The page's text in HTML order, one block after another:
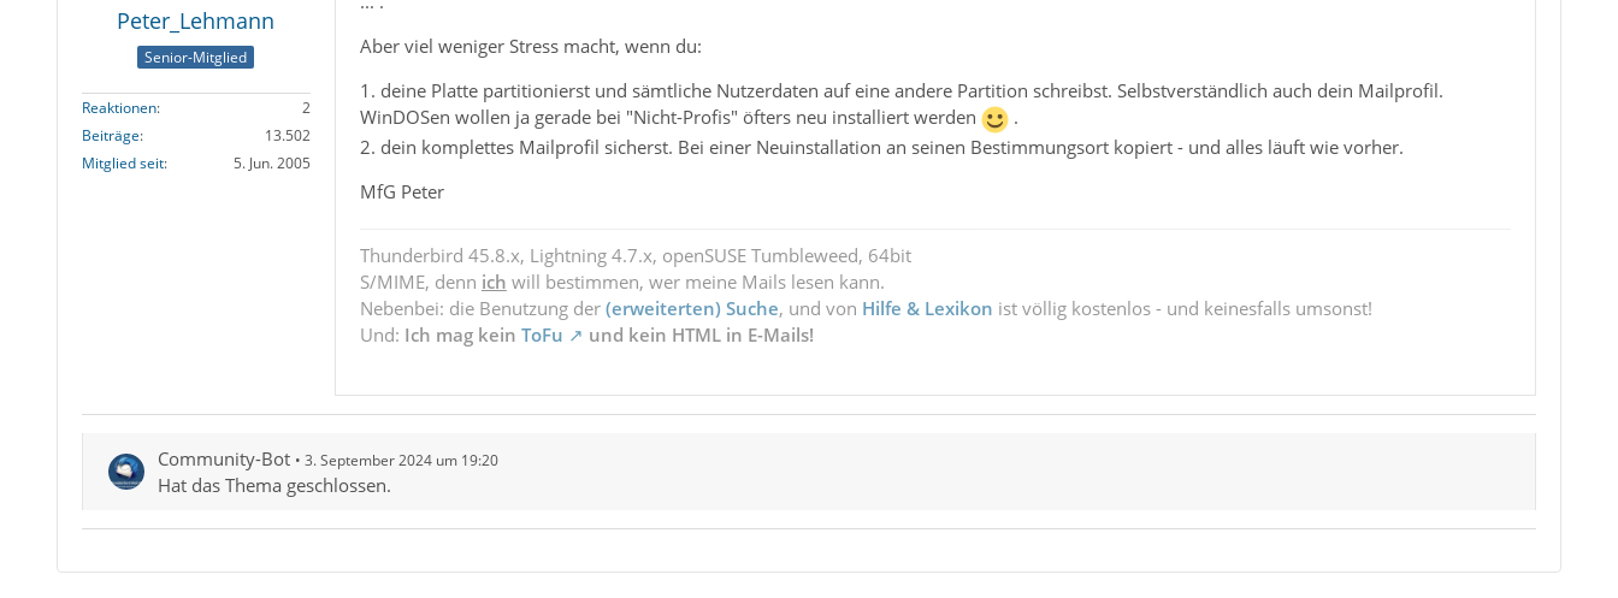
Peter_Lehmann
Senior-Mitglied
Reaktionen
2
Beiträge
13.502
Mitglied seit
5. Jun. 2005
Aber viel weniger Stress macht, wenn du:
1. deine Platte partitionierst und sämtliche Nutzerdaten auf eine andere Partition schreibst. Selbstverständlich auch dein Mailprofil.
WinDOSen wollen ja gerade bei "Nicht-Profis" öfters neu installiert werden
.
2. dein komplettes Mailprofil sicherst. Bei einer Neuinstallation an seinen Bestimmungsort kopiert - und alles läuft wie vorher.
MfG Peter
Thunderbird 45.8.x, Lightning 4.7.x, openSUSE Tumbleweed, 64bit
S/MIME, denn ich will bestimmen, wer meine Mails lesen kann.
Nebenbei: die Benutzung der (erweiterten) Suche, und von Hilfe & Lexikon ist völlig kostenlos - und keinesfalls umsonst!
Und: Ich mag kein ToFu und kein HTML in E-Mails!
Community-Bot 3. September 2024 um 19:20
Hat das Thema geschlossen.